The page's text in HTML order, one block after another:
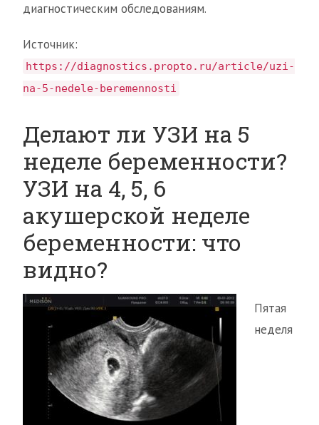
диагностическим обследованиям.
Источник:
https://diagnostics.propto.ru/article/uzi-
na-5-nedele-beremennosti
Делают ли УЗИ на 5
неделе беременности?
УЗИ на 4, 5, 6
акушерской неделе
беременности: что
видно?
Пятая
неделя